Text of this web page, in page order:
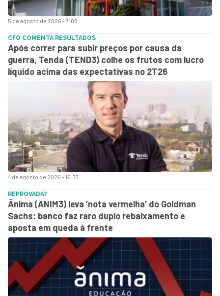
5 de agosto de 2026 - 7:08
4 de agosto de 2026 - 19:33
CFO COMENTA RESULTADOS
Após correr para subir preços por causa da
guerra, Tenda (TEND3) colhe os frutos com lucro
líquido acima das expectativas no 2T26
REPROVADA?
Ânima (ANIM3) leva ‘nota vermelha’ do Goldman
Sachs: banco faz raro duplo rebaixamento e
aposta em queda à frente